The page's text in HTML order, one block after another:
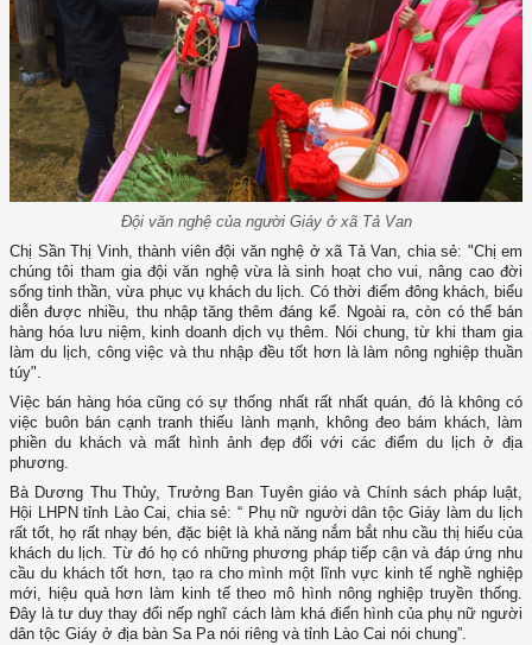
Đội văn nghệ của người Giáy ở xã Tả Van
Chị Sần Thị Vinh, thành viên đội văn nghệ ở xã Tả Van, chia sẻ: "Chị em
chúng tôi tham gia đội văn nghệ vừa là sinh hoạt cho vui, nâng cao đời
sống tinh thần, vừa phục vụ khách du lịch. Có thời điểm đông khách, biểu
diễn được nhiều, thu nhập tăng thêm đáng kể. Ngoài ra, còn có thể bán
hàng hóa lưu niệm, kinh doanh dịch vụ thêm. Nói chung, từ khi tham gia
làm du lịch, công việc và thu nhập đều tốt hơn là làm nông nghiệp thuần
túy".
Việc bán hàng hóa cũng có sự thống nhất rất nhất quán, đó là không có
việc buôn bán cạnh tranh thiếu lành mạnh, không đeo bám khách, làm
phiền du khách và mất hình ảnh đẹp đối với các điểm du lịch ở địa
phương.
Bà Dương Thu Thủy, Trưởng Ban Tuyên giáo và Chính sách pháp luật,
Hội LHPN tỉnh Lào Cai, chia sẻ: “ Phụ nữ người dân tộc Giáy làm du lịch
rất tốt, họ rất nhạy bén, đặc biệt là khả năng nắm bắt nhu cầu thị hiếu của
khách du lịch. Từ đó họ có những phương pháp tiếp cận và đáp ứng nhu
cầu du khách tốt hơn, tạo ra cho mình một lĩnh vực kinh tế nghề nghiệp
mới, hiệu quả hơn làm kinh tế theo mô hình nông nghiệp truyền thống.
Đây là tư duy thay đổi nếp nghĩ cách làm khá điển hình của phụ nữ người
dân tộc Giáy ở địa bàn Sa Pa nói riêng và tỉnh Lào Cai nói chung”.